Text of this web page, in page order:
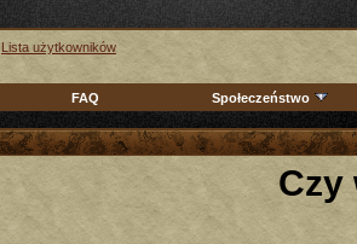
Lista użytkowników
FAQ Społeczeństwo
Czy